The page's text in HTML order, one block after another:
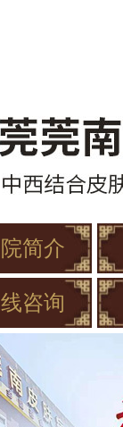
简介
咨询